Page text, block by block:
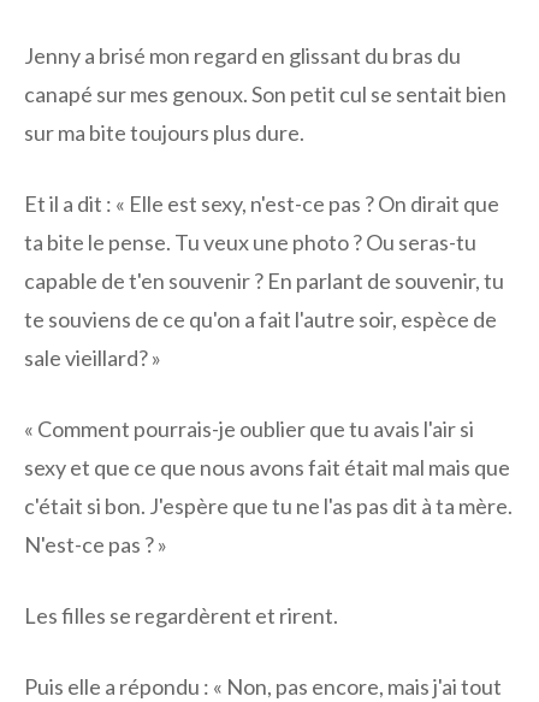
Jenny a brisé mon regard en glissant du bras du
canapé sur mes genoux. Son petit cul se sentait bien
sur ma bite toujours plus dure.
Et il a dit : « Elle est sexy, n'est-ce pas ? On dirait que
ta bite le pense. Tu veux une photo ? Ou seras-tu
capable de t'en souvenir ? En parlant de souvenir, tu
te souviens de ce qu'on a fait l'autre soir, espèce de
sale vieillard? »
« Comment pourrais-je oublier que tu avais l'air si
sexy et que ce que nous avons fait était mal mais que
c'était si bon. J'espère que tu ne l'as pas dit à ta mère.
N'est-ce pas ? »
Les filles se regardèrent et rirent.
Puis elle a répondu : « Non, pas encore, mais j'ai tout